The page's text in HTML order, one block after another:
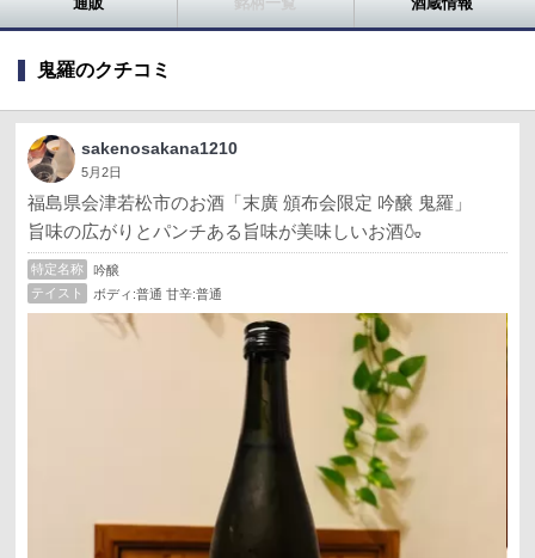
通販 銘柄一覧 酒蔵情報
鬼羅のクチコミ
sakenosakana1210
5月2日
福島県会津若松市のお酒「末廣 頒布会限定 吟醸 鬼羅」
旨味の広がりとパンチある旨味が美味しいお酒🍶
特定名称
吟醸
テイスト
ボディ:普通 甘辛:普通